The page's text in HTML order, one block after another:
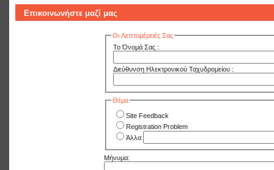
Επικοινωνήστε μαζί μας
Οι Λεπτομέρειές Σας
Το Όνομά Σας :
Διεύθυνση Ηλεκτρονικού Ταχυδρομείου :
Θέμα
Site Feedback
Registration Problem
Άλλα
Μήνυμα: